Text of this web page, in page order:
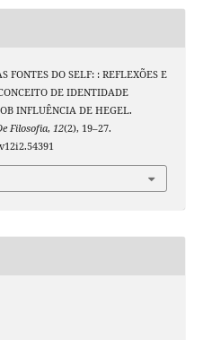
DO SELF: : REFLEXÕES E
DE IDENTIDADE
INFLUÊNCIA DE HEGEL.
Filosofia, 12(2), 19–27.